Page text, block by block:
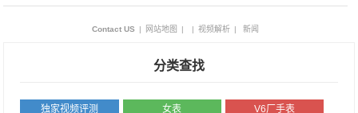
Contact US | 网站地图 | | 视频解析 | 新闻
分类查找
独家视频评测 女表 V6厂手表